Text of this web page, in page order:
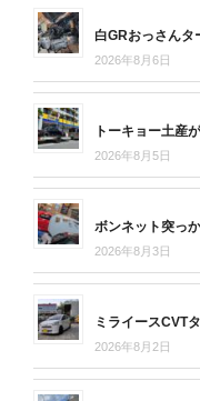
白GRおっさんタ
2026年8月6日
トーキョー土産
2026年8月5日
ボンネット突っ
2026年8月3日
ミライースCVT
2026年8月2日